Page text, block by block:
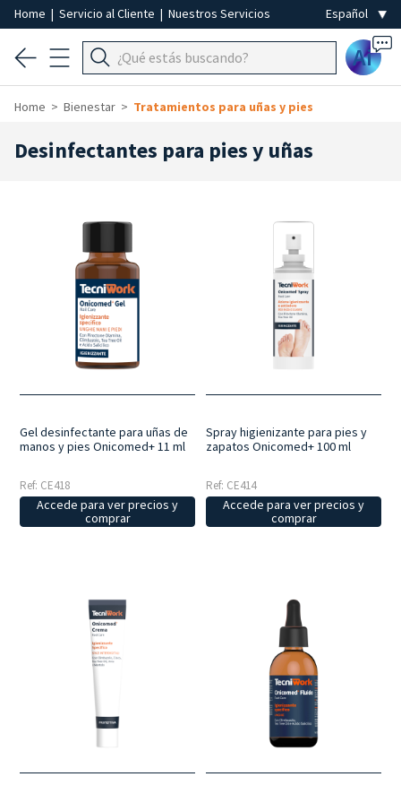
Home | Servicio al Cliente | Nuestros Servicios
Ai
Home Bienestar Tratamientos para uñas y pies
Desinfectantes para pies y uñas
Gel desinfectante para uñas de
manos y pies Onicomed+ 11 ml
Ref: CE418
Accede para ver precios y
comprar
Spray higienizante para pies y
zapatos Onicomed+ 100 ml
Ref: CE414
Accede para ver precios y
comprar